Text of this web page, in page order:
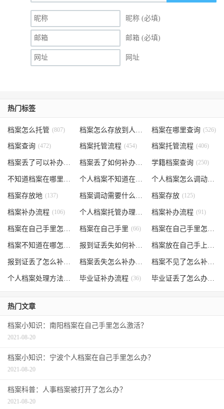
昵称 (必填)
邮箱 (必填)
网址
热门标签
档案怎么托管 (807) (535)
档案在哪里查询 (526)
档案查询 (472) 档案托管流程 (454) 档案托管流程 (406)
档案丢了可以补办吗 (371) 档案丢了如何补办 学籍档案查询 (250)
不知道档案在哪里 个人档案不知道在哪儿 (191) 个人档案怎么调动
档案存放地 (137) 档案调动需要什么手续 (130)
档案存放 (125)
档案补办流程 (106) 个人档案托管办理流程 (102)
档案补办流程 (91)
档案在自己手里怎么办 (85)
档案在自己手里 (66) 档案在自己手里怎么处理
档案不知道在哪怎么办 (62) 报到证丢失如何补办 (54) 档案放在自己手上
报到证丢了怎么补办 (52) 档案丢失怎么补办 档案不见了怎么补办
毕业证补办流程 (36) 毕业证丢了怎么办
热门文章
档案小知识：南阳档案在自己手里怎么激活？
2021-08-20
档案小知识：宁波个人档案在自己手里怎么办？
2021-08-20
档案科普：人事档案被打开了怎么办？
2021-08-20